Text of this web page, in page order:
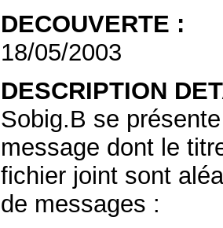
DECOUVERTE :
18/05/2003
DESCRIPTION
Sobig.B se
message dont le
fichier joint sont
de messages :